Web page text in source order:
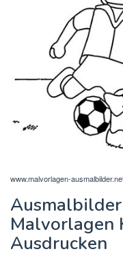
www.malvorlagen-
Malvorlagen
Ausdrucken